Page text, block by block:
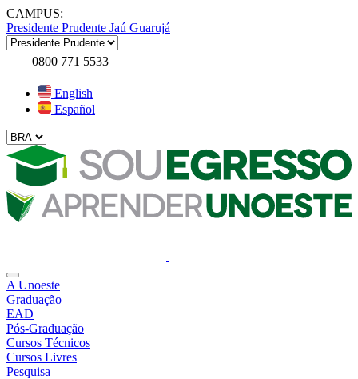
CAMPUS:
Presidente Prudente Jaú Guarujá
0800 771 5533
English
Español
A Unoeste
Graduação
EAD
Pós-Graduação
Cursos Técnicos
Cursos Livres
Pesquisa